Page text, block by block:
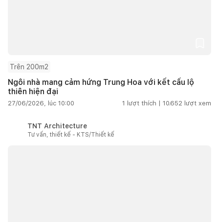
Trên 200m2
Ngôi nhà mang cảm hứng Trung Hoa với kết cấu lộ
thiên hiện đại
27/06/2026, lúc 10:00 1 lượt thích | 10.652 lượt xem
TNT Architecture
Tư vấn, thiết kế - KTS/Thiết kế